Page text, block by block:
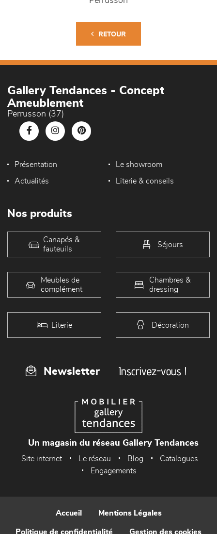
RETOUR
Gallery Tendances - Concept
Ameublement
Perrusson (37)
Présentation Le showroom
Actualités Literie & conseils
Nos produits
Canapés &
fauteuils
Séjours
Meubles de
complément
Chambres &
dressing
Literie Décoration
Newsletter Inscrivez-vous !
Un magasin du réseau Gallery Tendances
Site internet Le réseau Blog
Catalogues
Engagements
Accueil Mentions Légales
Politique de confidentialité Gestion des cookies